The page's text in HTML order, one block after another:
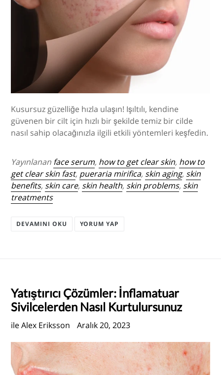
Kusursuz güzelliğe hızla ulaşın! Işıltılı, kendine
güvenen bir cilt için hızlı bir şekilde temiz bir cilde
nasıl sahip olacağınızla ilgili etkili yöntemleri keşfedin.
Yayınlanan face serum, how to get clear skin, how to
get clear skin fast, pueraria mirifica, skin aging, skin
benefits, skin care, skin health, skin problems, skin
treatments
DEVAMINI OKU YORUM YAP
Yatıştırıcı Çözümler: İnflamatuar
Sivilcelerden Nasıl Kurtulursunuz
ile Alex Eriksson Aralık 20, 2023